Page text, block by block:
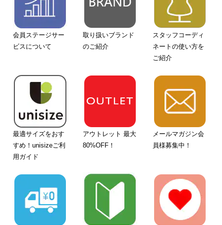
会員ステージサー
ビスについて
取り扱いブランド
のご紹介
スタッフコーディ
ネートの使い方を
ご紹介
最適サイズをおす
すめ！unisizeご利
用ガイド
アウトレット 最大
80%OFF！
メールマガジン会
員様募集中！